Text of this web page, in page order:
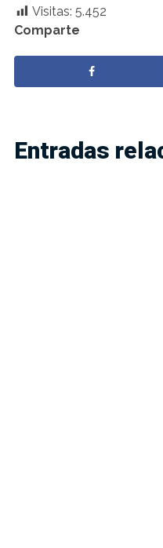
Visitas: 5.452
Comparte
Entradas